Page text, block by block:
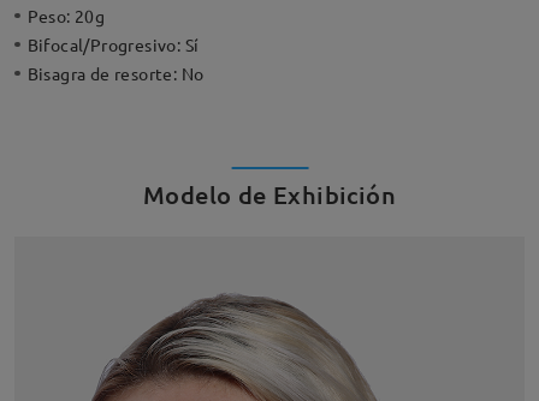
Peso: 20g
Bifocal/Progresivo: Sí
Bisagra de resorte: No
Modelo de Exhibición